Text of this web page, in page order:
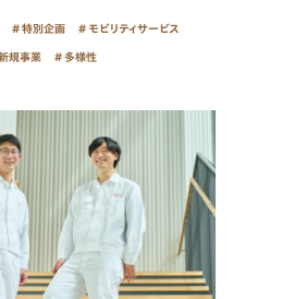
特別企画 モビリティサービス
規事業 多様性